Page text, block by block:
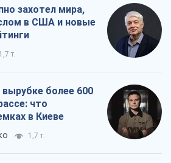
захотел мира,
в США и новые
1,7 т.
более 600
что
в Киеве
1,7 т.